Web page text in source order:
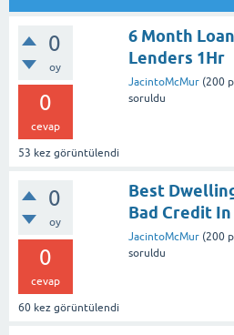
0
oy
0
cevap
53 kez görüntülendi
6 Month
Lenders 1Hr
JacintoMcMur (200
soruldu
0
oy
0
cevap
60 kez görüntülendi
Best
Bad Credit In
JacintoMcMur (200
soruldu